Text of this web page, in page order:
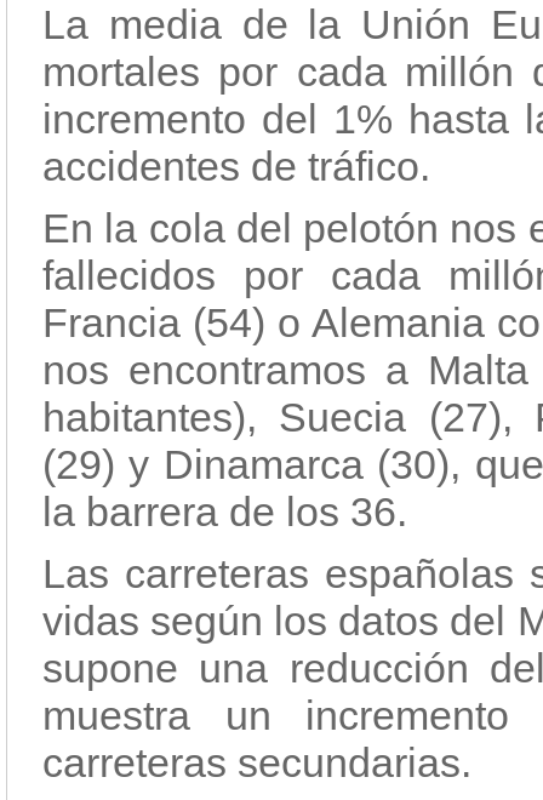
La media de la Unión
mortales por cada millón
incremento del 1% hasta
accidentes de tráfico.
En la cola del pelotón nos
fallecidos por cada
Francia (54) o Alemania
nos encontramos a
habitantes), Suecia
(29) y Dinamarca (30),
la barrera de los 36.
Las carreteras españolas
vidas según los datos del
supone una reducción
muestra un
carreteras secundarias.